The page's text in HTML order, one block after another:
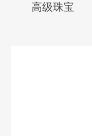
高级珠宝